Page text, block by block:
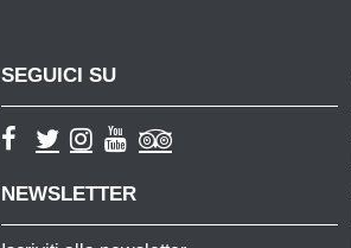
SEGUICI SU
NEWSLETTER